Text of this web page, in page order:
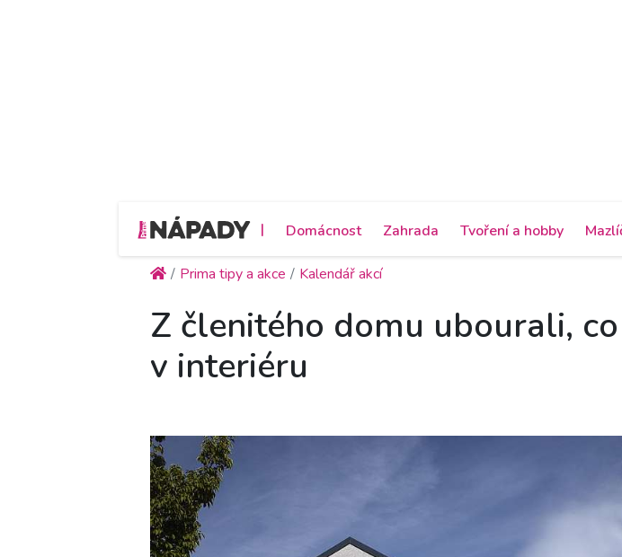
| Domácnost Zahrada Tvoření a hobby
Prima tipy a akce Kalendář akcí
Z členitého domu ubourali,
v interiéru